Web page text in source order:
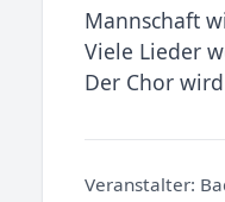
Mannschaft
Viele Lieder
Der Chor
Veranstalter: